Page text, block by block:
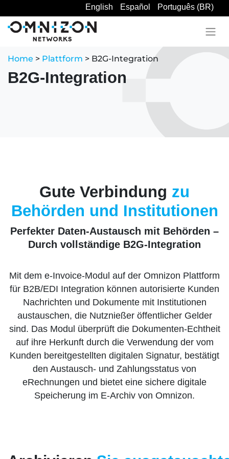
English Español Português (BR)
Home > Plattform > B2G-Integration
B2G-Integration
Gute Verbindung zu
Behörden und Institutionen
Perfekter Daten-Austausch mit Behörden –
Durch vollständige B2G-Integration
Mit dem e-Invoice-Modul auf der Omnizon Plattform
für B2B/EDI Integration können autorisierte Kunden
Nachrichten und Dokumente mit Institutionen
austauschen, die Nutznießer öffentlicher Gelder
sind. Das Modul überprüft die Dokumenten-Echtheit
auf ihre Herkunft durch die Verwendung der vom
Kunden bereitgestellten digitalen Signatur, bestätigt
den Austausch- und Zahlungsstatus von
eRechnungen und bietet eine sichere digitale
Speicherung im E-Archiv von Omnizon.